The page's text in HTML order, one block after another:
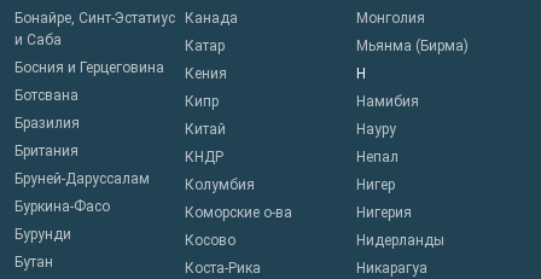
Бонайре, Синт-Эстатиус
и Саба
Босния и Герцеговина
Ботсвана
Бразилия
Британия
Бруней-Даруссалам
Буркина-Фасо
Бурунди
Бутан
Канада
Катар
Кения
Кипр
Китай
КНДР
Колумбия
Коморские о-ва
Косово
Коста-Рика
Монголия
Мьянма (Бирма)
Н
Намибия
Науру
Непал
Нигер
Нигерия
Нидерланды
Никарагуа